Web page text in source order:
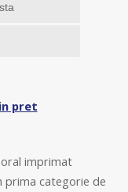
pret
imprimat
prima categorie de